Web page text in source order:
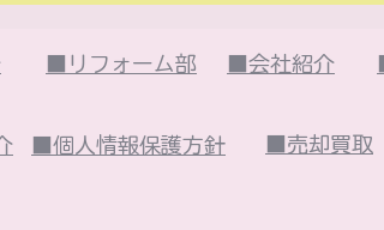
■リフォーム部 ■会社紹介
■個人情報保護方針 ■売却買取